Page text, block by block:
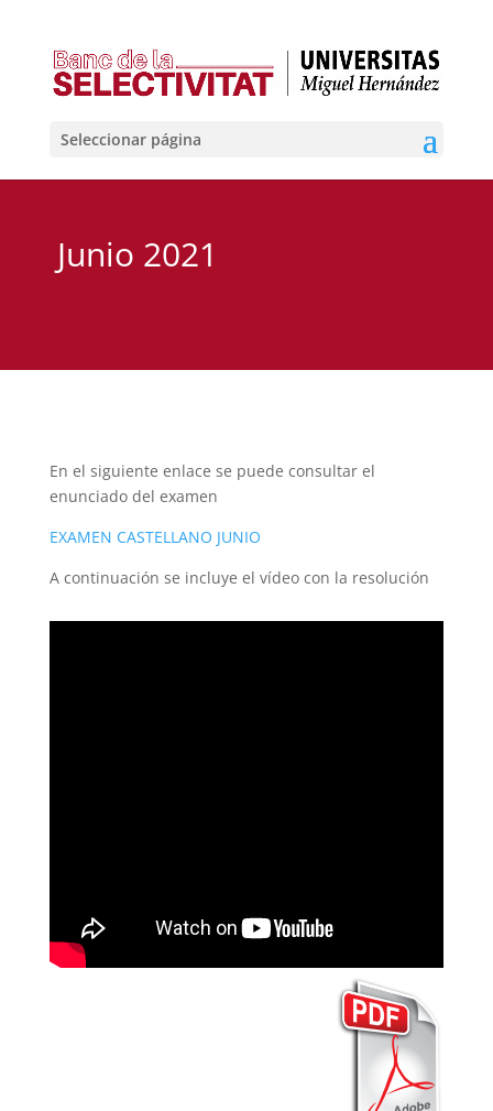
Seleccionar página
Junio 2021
En el siguiente enlace se puede consultar el
enunciado del examen
EXAMEN CASTELLANO JUNIO
A continuación se incluye el vídeo con la resolución